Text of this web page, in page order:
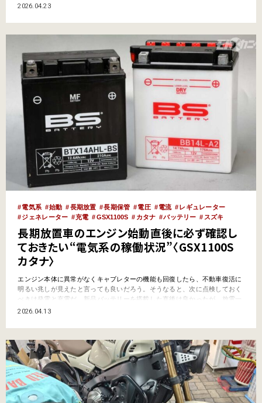
が家の愛車の仲間入りを果たしたXSR900。ところが…筆者のうっかりミス
起きたのか、そしてどうやって解決したのか。反省も込…
2026.04.23
電気系 始動 長期放置 長期保管 電圧 電流
レギュレーター
ジェネレーター
充電 GSX1100S カタナ バッテリー スズキ
長期放置車のエンジン始動直後に必ず確認し
ておきたい“電気系の稼働状況”〈GSX1100S
カタナ〉
エンジン本体に異常がなくキャブレターの機能も回復したら、不動車復活に
明るい兆しが見えたと言っても良いだろう。そうなると、次に点検しておく
べきは発電と充電だ。新品バッテリーを搭載した直後は良かったが、放電一
方でやがてバッテリー上がり…というのでは安心して走行できない。発電電
ク編集部 ●外部リンク:丸中洋行(BSバッテリー) …
2026.04.13